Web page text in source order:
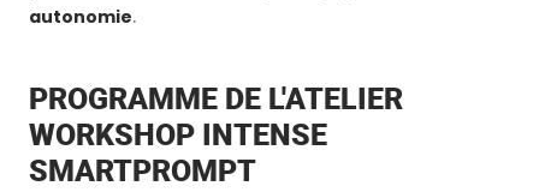
autonomie.
PROGRAMME DE L'ATELIER
WORKSHOP INTENSE
SMARTPROMPT